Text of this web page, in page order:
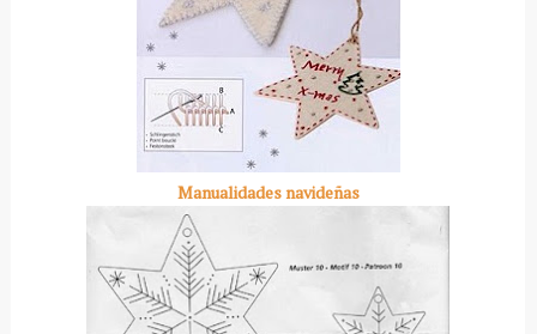
Manualidades navideñas